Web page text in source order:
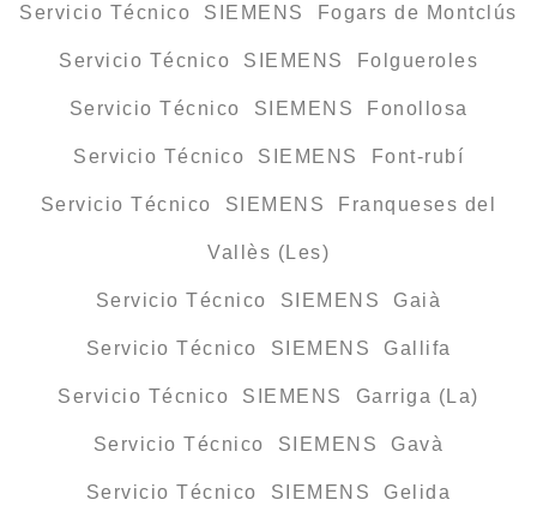
Servicio Técnico SIEMENS Fogars de Montclús
Servicio Técnico SIEMENS Folgueroles
Servicio Técnico SIEMENS Fonollosa
Servicio Técnico SIEMENS Font-rubí
Servicio Técnico SIEMENS Franqueses del
Vallès (Les)
Servicio Técnico SIEMENS Gaià
Servicio Técnico SIEMENS Gallifa
Servicio Técnico SIEMENS Garriga (La)
Servicio Técnico SIEMENS Gavà
Servicio Técnico SIEMENS Gelida